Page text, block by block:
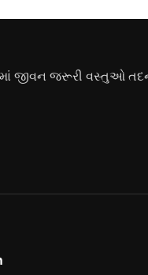
જીવન જરૂરી વસ્તુઓ